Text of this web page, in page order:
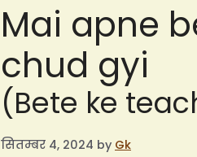
Mai apne
chud gyi
(Bete ke
सितम्बर 4, 2024 by Gk